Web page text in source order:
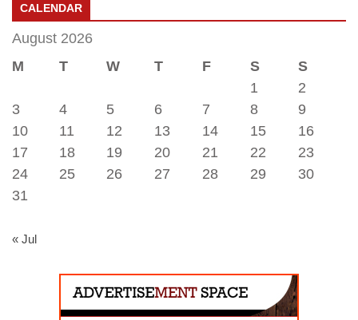
CALENDAR
August 2026
M
T W T F S
S
1
2
3
4 5 6 7 8
9
10
11 12 13 14 15
16
17
18 19 20 21 22
23
24
25 26 27 28 29
30
31
« Jul